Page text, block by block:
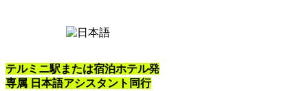
テルミニ駅または宿泊ホテル発
専属 日本語アシスタント同行